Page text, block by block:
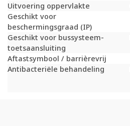
Uitvoering oppervlakte
Geschikt voor
beschermingsgraad (IP)
Geschikt voor bussysteem-
toetsaansluiting
Aftastsymbool / barrièrevrij
Antibacteriële behandeling